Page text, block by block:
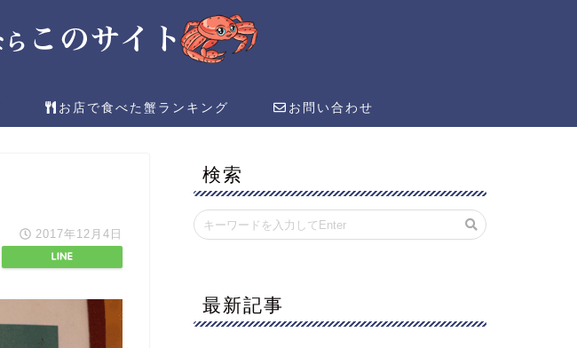
お店で食べた蟹ランキング お問い合わせ
2017年12月4日
検索
最新記事